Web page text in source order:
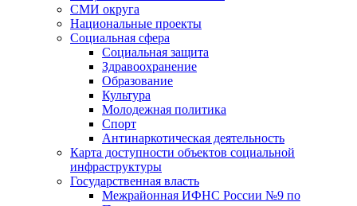
СМИ округа
Национальные проекты
Социальная сфера
Социальная защита
Здравоохранение
Образование
Культура
Молодежная политика
Спорт
Антинаркотическая деятельность
Карта доступности объектов социальной
инфраструктуры
Государственная власть
Межрайонная ИФНС России №9 по